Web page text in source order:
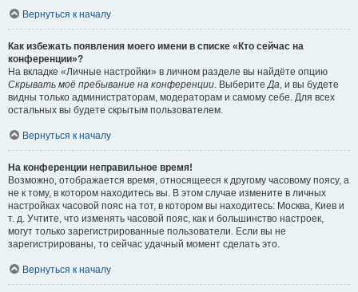
Вернуться к началу
Как избежать появления моего имени в списке «Кто сейчас на
конференции»?
На вкладке «Личные настройки» в личном разделе вы найдёте опцию
Скрывать моё пребывание на конференции. ВыберитеДа, и вы будете
видны только администраторам, модераторам и самому себе. Для всех
остальных вы будете скрытым пользователем.
Вернуться к началу
На конференции неправильное время!
Возможно, отображается время, относящееся к другому часовому поясу, а
не к тому, в котором находитесь вы. В этом случае измените в личных
настройках часовой пояс на тот, в котором вы находитесь: Москва, Киев и
т. д. Учтите, что изменять часовой пояс, как и большинство настроек,
могут только зарегистрированные пользователи. Если вы не
зарегистрированы, то сейчас удачный момент сделать это.
Вернуться к началу